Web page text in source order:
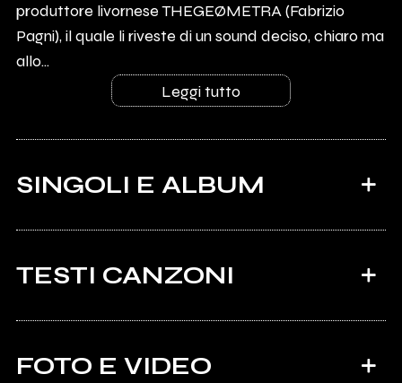
produttore livornese THEGEØMETRA (Fabrizio
Pagni), il quale li riveste di un sound deciso, chiaro ma
allo...
Leggi tutto
SINGOLI E ALBUM
TESTI CANZONI
FOTO E VIDEO